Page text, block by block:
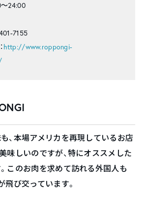
～24:00
7155
http://www.roppongi-
、本場アメリカを再現しているお店
味しいのですが、特にオススメした
このお肉を求めて訪れる外国人も
飛び交っています。